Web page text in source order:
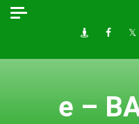
Skip
Draugiem
e –